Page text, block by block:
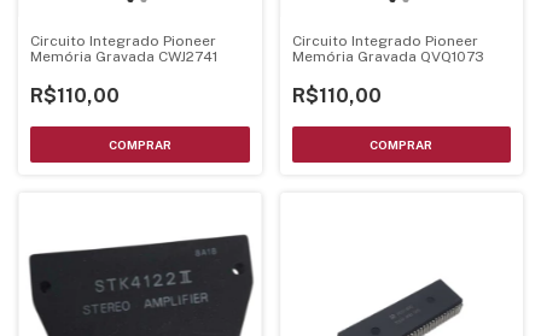
Circuito Integrado Pioneer
Memória Gravada CWJ2741
R$110,00
Circuito Integrado Pioneer
Memória Gravada QVQ1073
R$110,00